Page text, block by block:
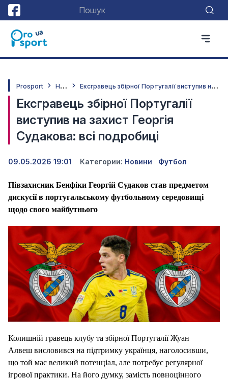
Prosport Н
овини Е
ксгравець збірної Португалії виступив на захист Георгія Судакова: всі подробиці
Ексгравець збірної Португалії
виступив на захист Георгія
Судакова: всі подробиці
09.05.2026 19:01 Категории: Новини Футбол
Півзахисник Бенфіки Георгій Судаков став предметом
дискусії в португальському футбольному середовищі
щодо свого майбутнього
Колишній гравець клубу та збірної Португалії Жуан
Алвеш висловився на підтримку українця, наголосивши,
що той має великий потенціал, але потребує регулярної
ігрової практики. На його думку, замість повноцінного